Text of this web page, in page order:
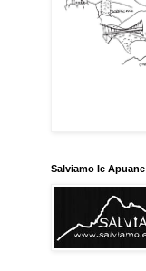
Salviamo le Apuane